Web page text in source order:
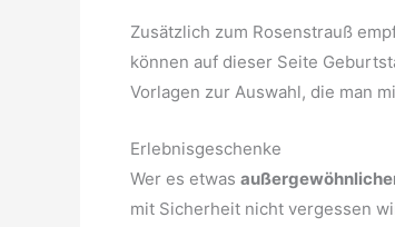
Zusätzlich zum Rosenstrauß
können auf dieser Seite
Vorlagen zur Auswahl, die man
Erlebnisgeschenke
Wer es etwas
mit Sicherheit nicht vergessen